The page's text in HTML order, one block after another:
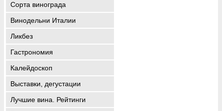
Сорта винограда
Винодельни Италии
Ликбез
Гастрономия
Калейдоскоп
Выставки, дегустации
Лучшие вина. Рейтинги